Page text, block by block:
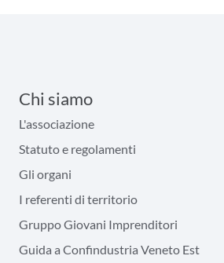
Chi siamo
L'associazione
Statuto e regolamenti
Gli organi
I referenti di territorio
Gruppo Giovani Imprenditori
Guida a Confindustria Veneto Est